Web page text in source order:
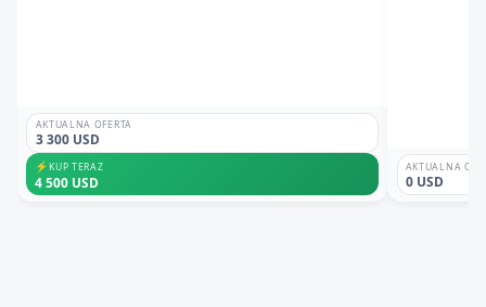
AKTUALNA OFERTA
3 300 USD
⚡KUP TERAZ
4 500 USD
AKTUALNA
0 USD